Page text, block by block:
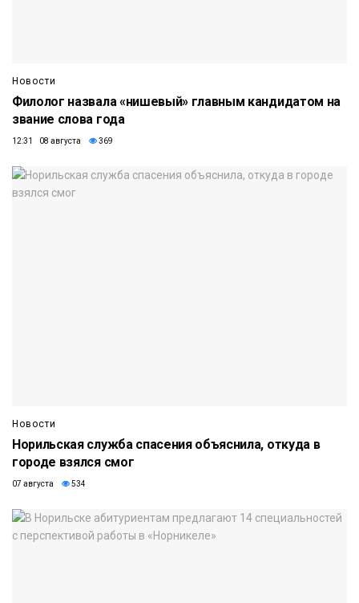
Новости
Филолог назвала «нишевый» главным кандидатом на
звание слова года
12:31 08 августа 369
Новости
Норильская служба спасения объяснила, откуда в
городе взялся смог
07 августа 534